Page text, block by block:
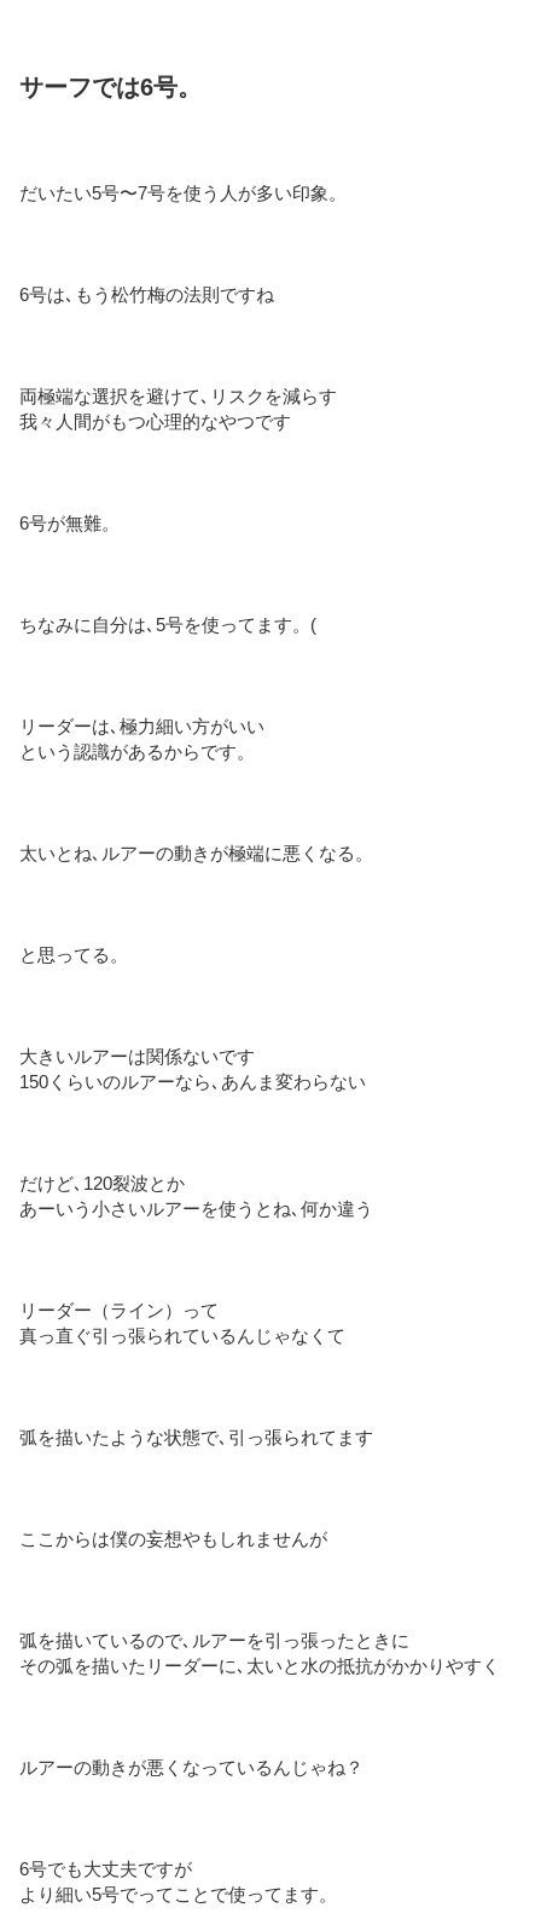
サーフでは6号。
だいたい5号〜7号を使う人が多い印象。
6号は､もう松竹梅の法則ですね
両極端な選択を避けて､リスクを減らす
我々人間がもつ心理的なやつです
6号が無難。
ちなみに自分は､5号を使ってます。(
リーダーは､極力細い方がいい
という認識があるからです。
太いとね､ルアーの動きが極端に悪くなる。
と思ってる。
大きいルアーは関係ないです
150くらいのルアーなら､あんま変わらない
だけど､120裂波とか
あーいう小さいルアーを使うとね､何か違う
リーダー（ライン）って
真っ直ぐ引っ張られているんじゃなくて
弧を描いたような状態で､引っ張られてます
ここからは僕の妄想やもしれませんが
弧を描いているので､ルアーを引っ張ったときに
その弧を描いたリーダーに､太いと水の抵抗がかかりやすく
ルアーの動きが悪くなっているんじゃね？
6号でも大丈夫ですが
より細い5号でってことで使ってます。